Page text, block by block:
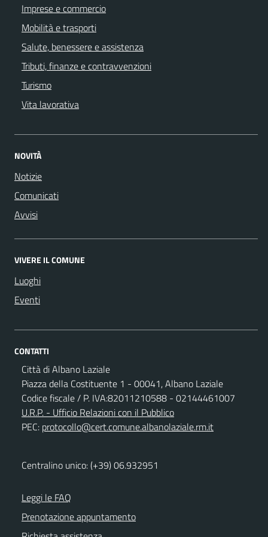
Imprese e commercio
Mobilità e trasporti
Salute, benessere e assistenza
Tributi, finanze e contravvenzioni
Turismo
Vita lavorativa
NOVITÀ
Notizie
Comunicati
Avvisi
VIVERE IL COMUNE
Luoghi
Eventi
CONTATTI
Città di Albano Laziale
Piazza della Costituente 1 - 00041, Albano Laziale
Codice fiscale / P. IVA:82011210588 - 02144461007
U.R.P. - Ufficio Relazioni con il Pubblico
PEC: protocollo@cert.comune.albanolaziale.rm.it
Centralino unico: (+39) 06.932951
Leggi le FAQ
Prenotazione appuntamento